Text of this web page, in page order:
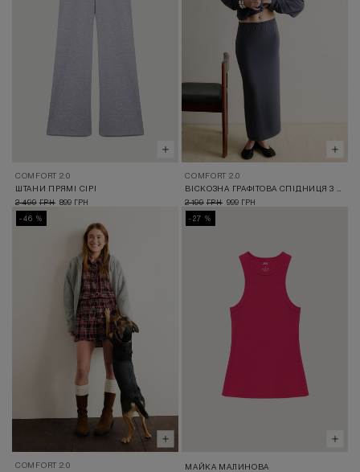
COMFORT 2.0
ШТАНИ ПРЯМІ СІРІ
2 499 ГРН 899 ГРН
COMFORT 2.0
2 199 ГРН 999 ГРН
-46 %
COMFORT 2.0
-27 %
МАЙКА МАЛИНОВА